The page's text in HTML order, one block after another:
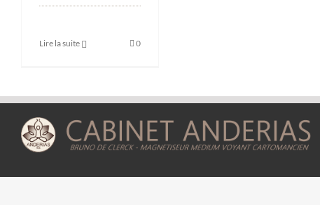
Lire la suite 0